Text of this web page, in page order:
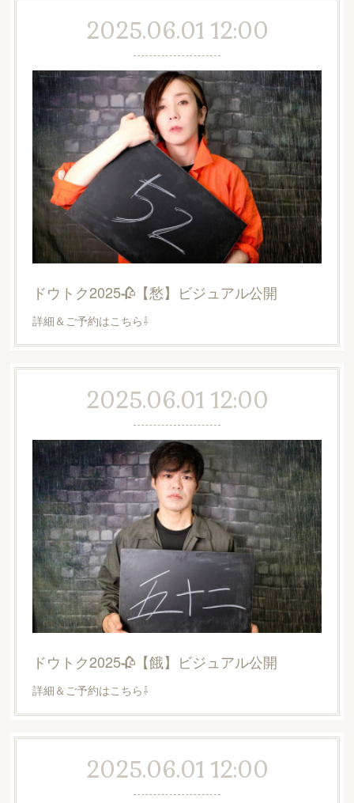
2025.06.01 12:00
ドウトク2025🥀【愁】ビジュアル公開
詳細＆ご予約はこちら⇩
2025.06.01 12:00
ドウトク2025🥀【餓】ビジュアル公開
詳細＆ご予約はこちら⇩
2025.06.01 12:00